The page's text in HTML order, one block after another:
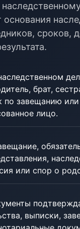
основания
сроков,
брат,
по завещанию
лицо.
или спор о
выписки,